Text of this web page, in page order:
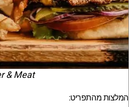
& Meat
המלצות מהתפריט: